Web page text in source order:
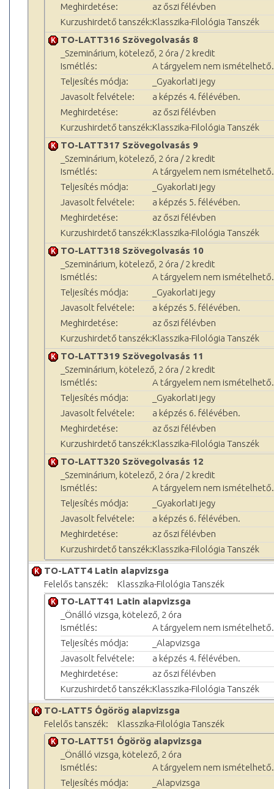
Meghirdetése:
az őszi félévben
Kurzushirdető tanszék:Klasszika-Filológia Tanszék
TO-LATT316 Szövegolvasás 8
_Szeminárium, kötelező, 2 óra / 2 kredit
Ismétlés:
A tárgyelem nem ismételhető.
Teljesítés módja:
_Gyakorlati jegy
Javasolt felvétele:
a képzés 4. félévében.
Meghirdetése:
az őszi félévben
Kurzushirdető tanszék:Klasszika-Filológia Tanszék
TO-LATT317 Szövegolvasás 9
_Szeminárium, kötelező, 2 óra / 2 kredit
Ismétlés:
A tárgyelem nem ismételhető.
Teljesítés módja:
_Gyakorlati jegy
Javasolt felvétele:
a képzés 5. félévében.
Meghirdetése:
az őszi félévben
Kurzushirdető tanszék:Klasszika-Filológia Tanszék
TO-LATT318 Szövegolvasás 10
_Szeminárium, kötelező, 2 óra / 2 kredit
Ismétlés:
A tárgyelem nem ismételhető.
Teljesítés módja:
_Gyakorlati jegy
Javasolt felvétele:
a képzés 5. félévében.
Meghirdetése:
az őszi félévben
Kurzushirdető tanszék:Klasszika-Filológia Tanszék
TO-LATT319 Szövegolvasás 11
_Szeminárium, kötelező, 2 óra / 2 kredit
Ismétlés:
A tárgyelem nem ismételhető.
Teljesítés módja:
_Gyakorlati jegy
Javasolt felvétele:
a képzés 6. félévében.
Meghirdetése:
az őszi félévben
Kurzushirdető tanszék:Klasszika-Filológia Tanszék
TO-LATT320 Szövegolvasás 12
_Szeminárium, kötelező, 2 óra / 2 kredit
Ismétlés:
A tárgyelem nem ismételhető.
Teljesítés módja:
_Gyakorlati jegy
Javasolt felvétele:
a képzés 6. félévében.
Meghirdetése:
az őszi félévben
Kurzushirdető tanszék:Klasszika-Filológia Tanszék
TO-LATT4 Latin alapvizsga
Felelős tanszék:
Klasszika-Filológia Tanszék
TO-LATT41 Latin alapvizsga
_Önálló vizsga, kötelező, 2 óra
Ismétlés:
A tárgyelem nem ismételhető.
Teljesítés módja:
_Alapvizsga
Javasolt felvétele:
a képzés 4. félévében.
Meghirdetése:
az őszi félévben
Kurzushirdető tanszék:Klasszika-Filológia Tanszék
TO-LATT5 Ógörög alapvizsga
Felelős tanszék:
Klasszika-Filológia Tanszék
TO-LATT51 Ógörög alapvizsga
_Önálló vizsga, kötelező, 2 óra
Ismétlés:
A tárgyelem nem ismételhető.
Teljesítés módja:
_Alapvizsga